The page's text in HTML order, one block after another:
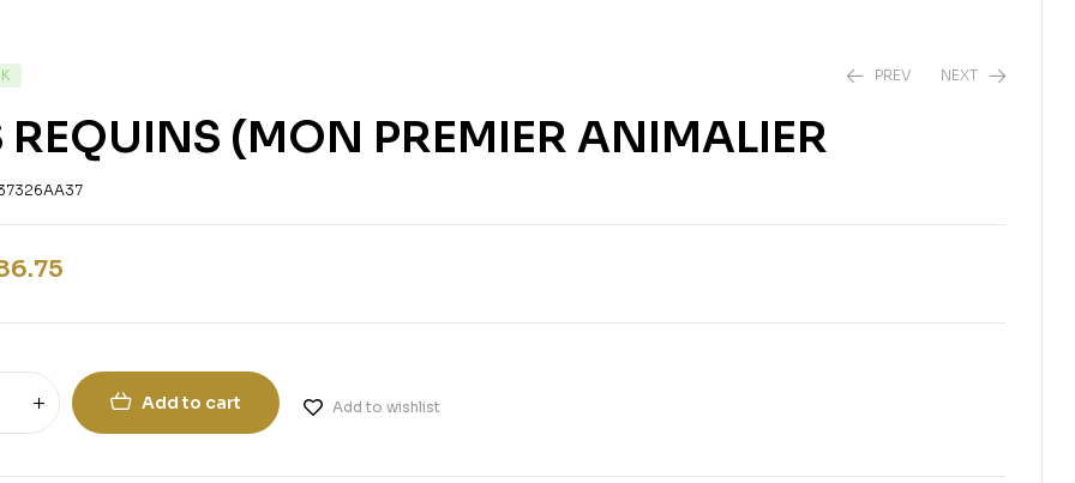
PREV NEXT
REQUINS (MON PREMIER ANIMALIER
Add to cart Add to wishlist